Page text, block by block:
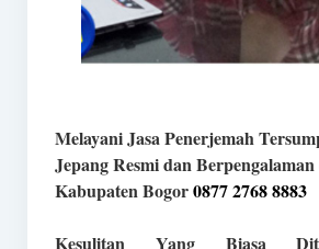
Melayani Jasa Penerjemah
Jepang Resmi dan
Kabupaten Bogor0877 2768 8883
Kesulitan Yang Biasa